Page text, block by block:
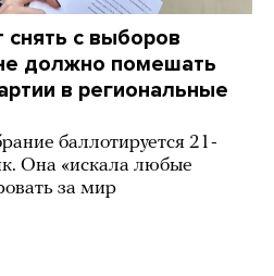
с выборов
должно помешать
в региональные
баллотируется 21-
Она «искала любые
за мир